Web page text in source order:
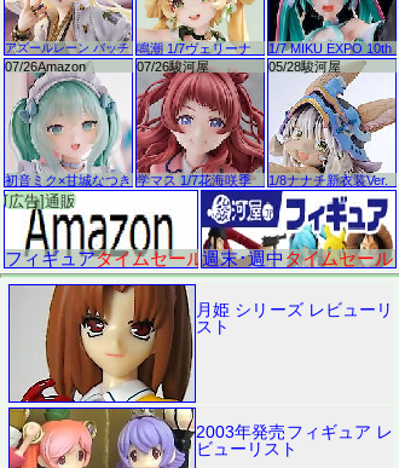
月姫 シリーズ レビューリ
スト
2003年発売フィギュア レ
ビューリスト